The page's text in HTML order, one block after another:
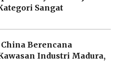
Sangat
Berencana
Industri Madura,